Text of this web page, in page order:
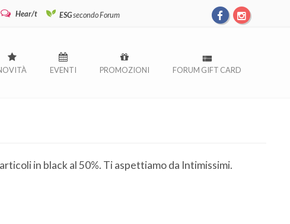
Hear/t ESGsecondo Forum
EVENTI PROMOZIONI FORUM GIFT CARD
in black al 50%. Ti aspettiamo da Intimissimi.